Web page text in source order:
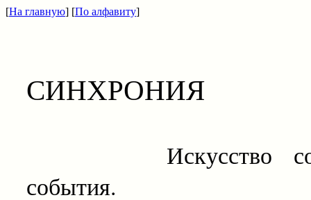
[На главную] [По алфавиту]
СИНХРОНИЯ
Искусство
события.